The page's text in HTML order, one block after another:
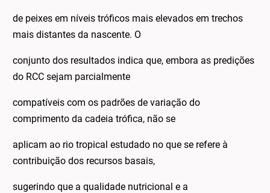
de peixes em níveis tróficos mais elevados em trechos
mais distantes da nascente. O
conjunto dos resultados indica que, embora as predições
do RCC sejam parcialmente
compatíveis com os padrões de variação do
comprimento da cadeia trófica, não se
aplicam ao rio tropical estudado no que se refere à
contribuição dos recursos basais,
sugerindo que a qualidade nutricional e a